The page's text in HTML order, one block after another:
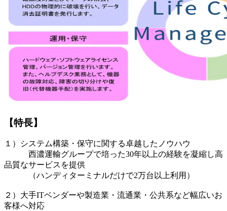
【特長】
１）システム構築・保守に関する卓越したノウハウ
西濃運輸グループで培った30年以上の経験を凝縮し高
品質なサービスを提供
（ハンディターミナルだけで2万台以上利用）
２）大手ITベンダーや製造業・流通業・公共系など幅広いお
客様へ対応